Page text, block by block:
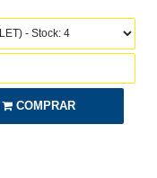
COMPRAR